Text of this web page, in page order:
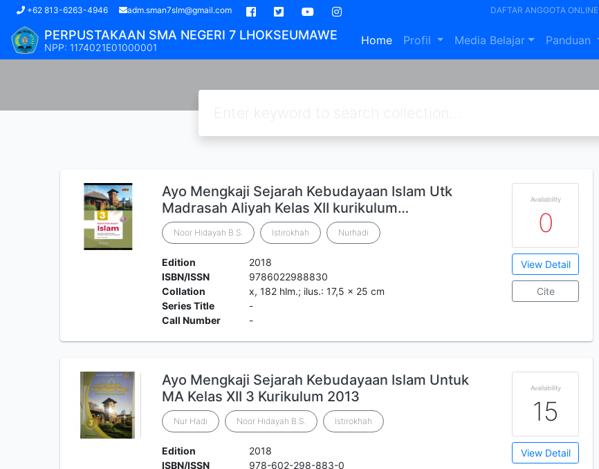
+62 813-6263-4946(current)adm.sman7slm@gmail.com DAFTAR ANGGOTA ONLINE
PERPUSTAKAAN SMA NEGERI 7 LHOKSEUMAWE
NPP: 1174021E01000001 Home Profil Media Belajar Panduan
Ayo Mengkaji Sejarah Kebudayaan Islam Utk
Madrasah Aliyah Kelas XII kurikulum…
Noor Hidayah B.S. Istirokhah Nurhadi
Edition
2018
ISBN/ISSN
9786022988830
Collation
x, 182 hlm.; ilus.: 17,5 x 25 cm
Series Title
-
Call Number
-
Availability
0
View Detail
Cite
Ayo Mengkaji Sejarah Kebudayaan Islam Untuk
MA Kelas XII 3 Kurikulum 2013
Nur Hadi Noor Hidayah B.S. Istirokhah
Edition
2018
ISBN/ISSN
978-602-298-883-0
Availability
15
View Detail